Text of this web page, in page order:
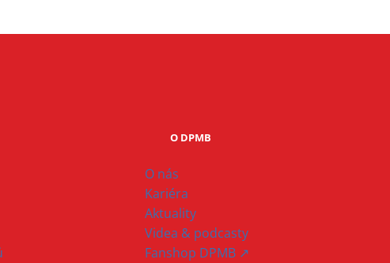
O DPMB
O nás
Kariéra
Aktuality
Videa & podcasty
Fanshop DPMB ↗